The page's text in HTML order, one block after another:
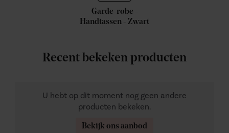
Garde-robe -
Handtassen - Zwart
Recent bekeken producten
U hebt op dit moment nog geen andere
producten bekeken.
Bekijk ons aanbod